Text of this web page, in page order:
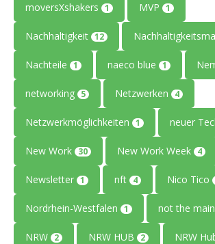
moversXshakers 1 MVP 1
Nachhaltigkeit 12
Nachteile 1 naeco blue 1
networking 5 Netzwerken 4
Netzwerkmöglichkeiten 1 neuer
New Work 30 New Work Week 4
Newsletter 1 nft 4 Nico Tico
Nordrhein-Westfalen 1 not the
NRW 2 NRW HUB 2 NRW